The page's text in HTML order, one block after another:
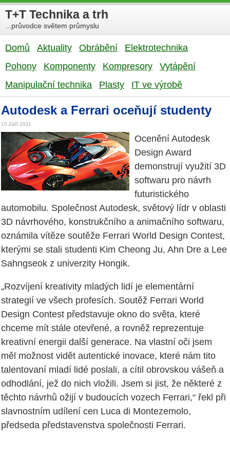
T+T Technika a trh
...průvodce světem průmyslu
Domů Aktuality Obrábění
Elektrotechnika
Pohony
Komponenty Kompresory
Vytápění
Manipulační technika
Plasty IT ve výrobě
Autodesk a Ferrari oceňují studenty
15 Září 2011
Ocenění Autodesk
Design Award
demonstrují využití 3D
softwaru pro návrh
futuristického
automobilu. Společnost Autodesk, světový lídr v oblasti
3D návrhového, konstrukčního a animačního softwaru,
oznámila vítěze soutěže Ferrari World Design Contest,
kterými se stali studenti Kim Cheong Ju, Ahn Dre a Lee
Sahngseok z univerzity Hongik.
„Rozvíjení kreativity mladých lidí je elementární
strategií ve všech profesích. Soutěž Ferrari World
Design Contest představuje okno do světa, které
chceme mít stále otevřené, a rovněž reprezentuje
kreativní energii další generace. Na vlastní oči jsem
měl možnost vidět autentické inovace, které nám tito
talentovaní mladí lidé poslali, a cítil obrovskou vášeň a
odhodlání, jež do nich vložili. Jsem si jist, že některé z
těchto návrhů ožijí v budoucích vozech Ferrari,“ řekl při
slavnostním udílení cen Luca di Montezemolo,
předseda představenstva společnosti Ferrari.